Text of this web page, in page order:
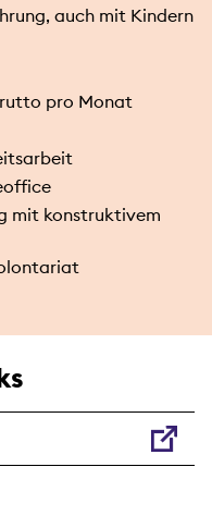
auch mit Kindern
pro Monat
mit konstruktivem